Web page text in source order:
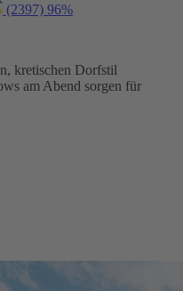
(2397) 96%
kretischen Dorfstil
am Abend sorgen für